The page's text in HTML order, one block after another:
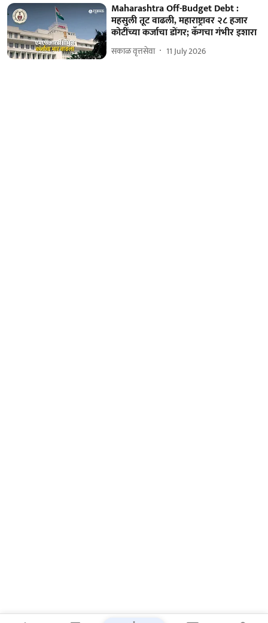
Maharashtra Off-Budget Debt :
महसुली तूट वाढली, महाराष्ट्रावर २८ हजार
कोटींच्या कर्जाचा डोंगर; कॅगचा गंभीर इशारा
सकाळ वृत्तसेवा 11 July 2026